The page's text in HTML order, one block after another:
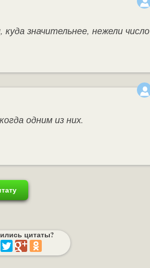
значительнее, нежели число
одним из них.
цитаты?